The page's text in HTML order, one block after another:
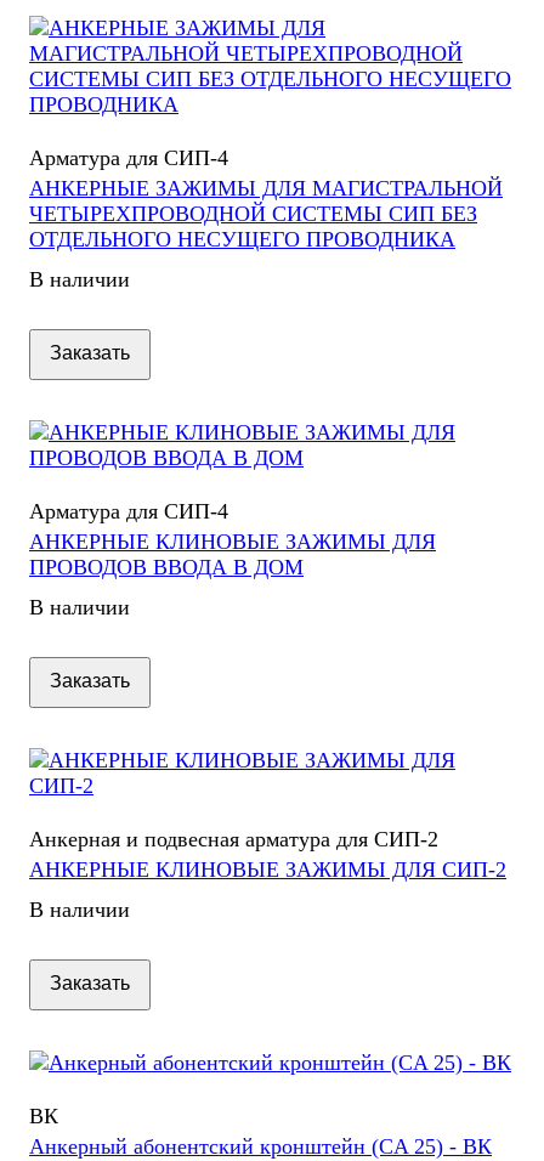
Арматура для СИП-4
АНКЕРНЫЕ ЗАЖИМЫ ДЛЯ МАГИСТРАЛЬНОЙ
ЧЕТЫРЕХПРОВОДНОЙ СИСТЕМЫ СИП БЕЗ
ОТДЕЛЬНОГО НЕСУЩЕГО ПРОВОДНИКА
В наличии
Заказать
Арматура для СИП-4
АНКЕРНЫЕ КЛИНОВЫЕ ЗАЖИМЫ ДЛЯ
ПРОВОДОВ ВВОДА В ДОМ
В наличии
Заказать
Анкерная и подвесная арматура для СИП-2
АНКЕРНЫЕ КЛИНОВЫЕ ЗАЖИМЫ ДЛЯ СИП-2
В наличии
Заказать
ВК
Анкерный абонентский кронштейн (CA 25) - ВК